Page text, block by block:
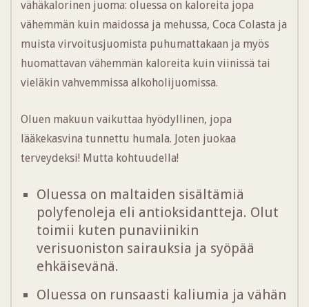
vähäkalorinen juoma: oluessa on kaloreita jopa
vähemmän kuin maidossa ja mehussa, Coca Colasta ja
muista virvoitusjuomista puhumattakaan ja myös
huomattavan vähemmän kaloreita kuin viinissä tai
vieläkin vahvemmissa alkoholijuomissa.
Oluen makuun vaikuttaa hyödyllinen, jopa
lääkekasvina tunnettu humala. Joten juokaa
terveydeksi! Mutta kohtuudella!
Oluessa on maltaiden sisältämiä
polyfenoleja eli antioksidantteja. Olut
toimii kuten punaviinikin
verisuoniston sairauksia ja syöpää
ehkäisevänä.
Oluessa on runsaasti kaliumia ja vähän